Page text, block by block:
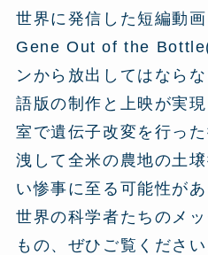
世界に発信した短編動
Gene Out of the
ンから放出してはなら
語版の制作と上映が実
室で遺伝子改変を行っ
洩して全米の農地の土
い惨事に至る可能性が
世界の科学者たちのメ
もの、ぜひご覧ください